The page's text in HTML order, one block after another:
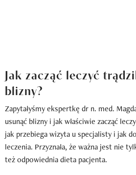
Jak zacząć leczyć
blizny?
Zapytałyśmy ekspertkę dr n. med.
usunąć blizny i jak właściwie zacząć
jak przebiega wizyta u specjalisty i jak
leczenia. Przyznała, że ważna jest nie
też odpowiednia dieta pacjenta.